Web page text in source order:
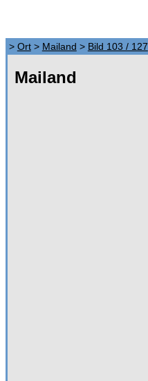
> Ort> Mailand > Bild 103 / 127
Mailand